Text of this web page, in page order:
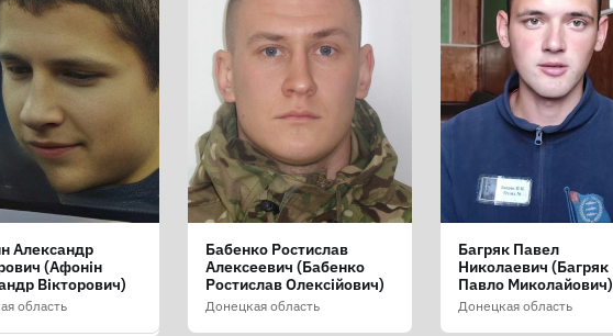
Роман Игоревич
Роман Ігорович)
область
Александр
(Афонін
Вікторович)
область
Бабенко Ростислав
Алексеевич (Бабенко
Ростислав Олексійович)
Донецкая область
Багряк Павел
Николаевич (Багряк
Павло Миколайович)
Донецкая область